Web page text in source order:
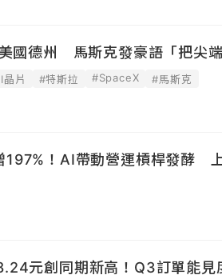
國德州 馬斯克發豪語「把尖端
晶片 #特斯拉 #SpaceX #馬斯克
197%！AI帶動營運槓桿發酵
元創同期新高！Q3訂單能